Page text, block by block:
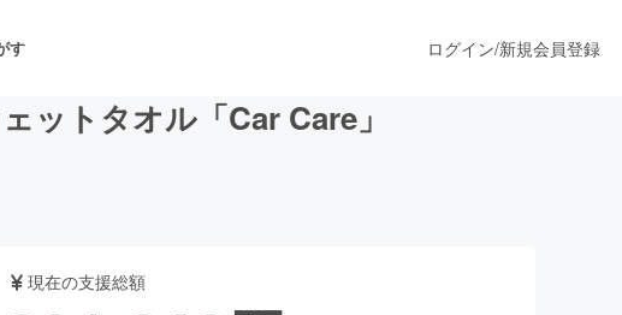
す
マンス
ログイン/新規会員登録
ットタオル「Car Care」
現在の支援総額